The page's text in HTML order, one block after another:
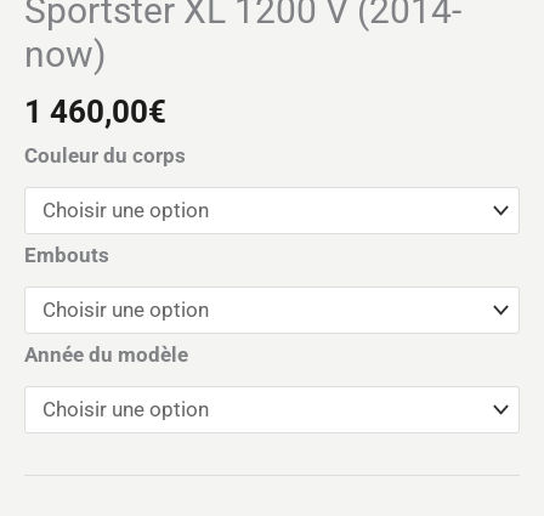
Sportster XL 1200 V (2014-
now)
1 460,00€
Couleur du corps
Embouts
Année du modèle